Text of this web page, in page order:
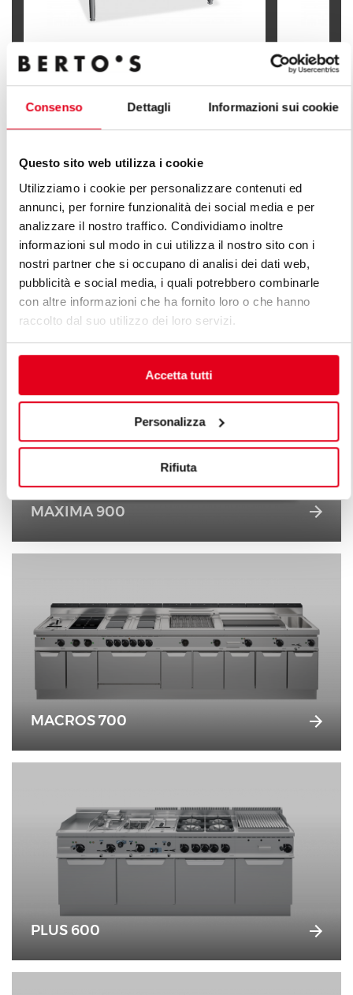
Consenso Dettagli Informazioni sui cookie
Questo sito web utilizza i cookie
Utilizziamo i cookie per personalizzare contenuti ed
annunci, per fornire funzionalità dei social media e per
analizzare il nostro traffico. Condividiamo inoltre
informazioni sul modo in cui utilizza il nostro sito con i
nostri partner che si occupano di analisi dei dati web,
pubblicità e social media, i quali potrebbero combinarle
con altre informazioni che ha fornito loro o che hanno
raccolto dal suo utilizzo dei loro servizi.
Accetta tutti
Personalizza
Rifiuta
MARMITA EL. CALENTAMIENTO
INDIRECTO 100 L
MARMITA
INDIRECTO
DESCUBRE TODAS LAS LÍNEAS DE
LÍNEA PLUS
Una infinita serie de soluciones para satisfacer las
exigencias del mercado. Cocinas versátiles con
distintas características de capacidad productiva.
MAXIMA 900
MACROS 700
PLUS 600